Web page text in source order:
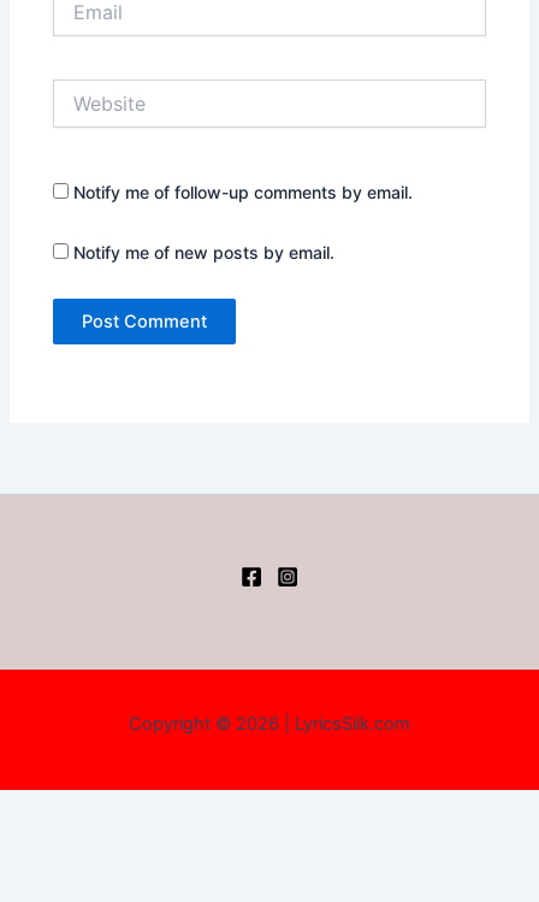
Notify me of follow-up comments by email.
Notify me of new posts by email.
Copyright © 2026 | LyricsSilk.com